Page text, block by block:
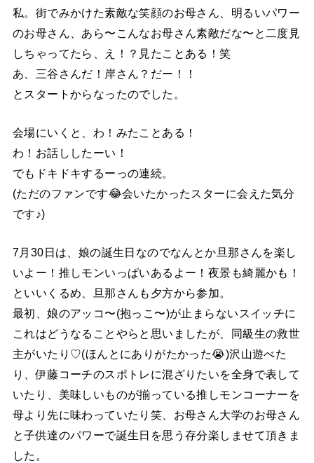
私。街でみかけた素敵な笑顔のお母さん、明るいパワー
のお母さん、あら〜こんなお母さん素敵だな〜と二度見
しちゃってたら、え！？見たことある！笑
あ、三谷さんだ！岸さん？だー！！
とスタートからなったのでした。
会場にいくと、わ！みたことある！
わ！お話ししたーい！
でもドキドキするーっの連続。
(ただのファンです😂会いたかったスターに会えた気分
です♪)
7月30日は、娘の誕生日なのでなんとか旦那さんを楽し
いよー！推しモンいっぱいあるよー！夜景も綺麗かも！
といいくるめ、旦那さんも夕方から参加。
最初、娘のアッコ〜(抱っこ〜)が止まらないスイッチに
これはどうなることやらと思いましたが、同級生の救世
主がいたり♡(ほんとにありがたかった😭)沢山遊べた
り、伊藤コーチのスポトレに混ざりたいを全身で表して
いたり、美味しいものが揃っている推しモンコーナーを
母より先に味わっていたり笑、お母さん大学のお母さん
と子供達のパワーで誕生日を思う存分楽しませて頂きま
した。